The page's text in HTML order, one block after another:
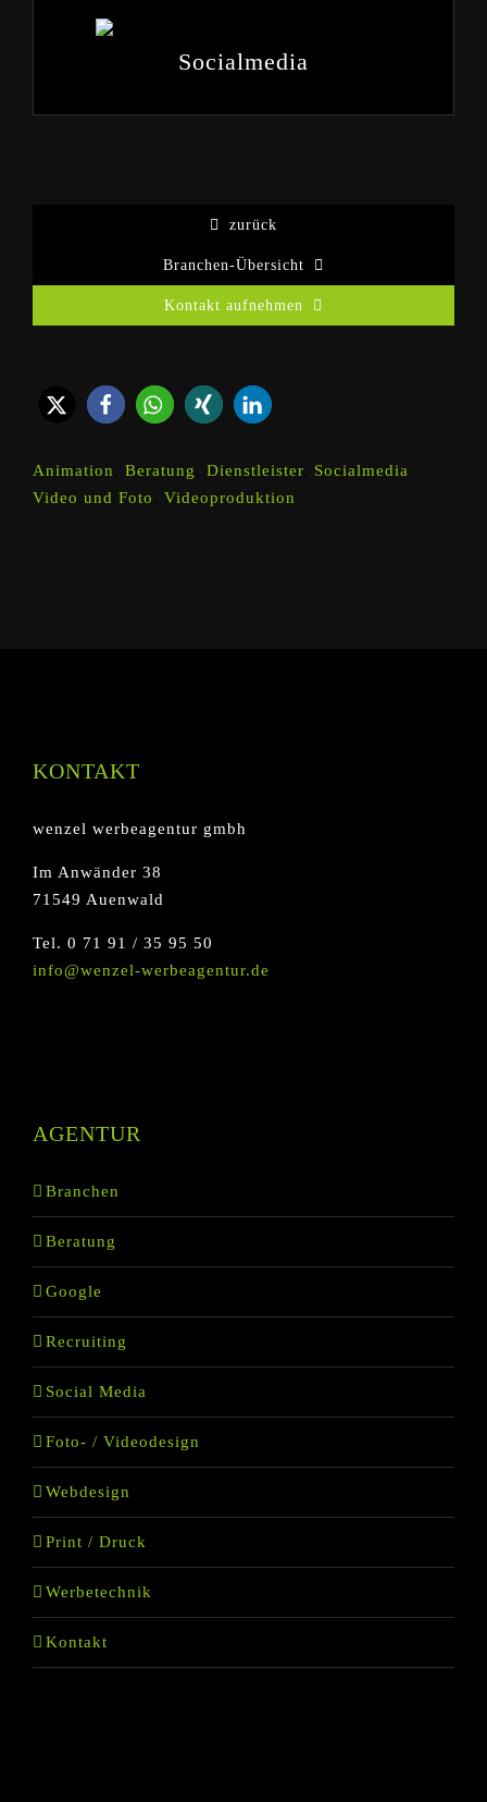
Socialmedia
zurück
Branchen-Übersicht
Kontakt aufnehmen
Animation Beratung Dienstleister Socialmedia
Video und Foto
Videoproduktion
KONTAKT
wenzel werbeagentur gmbh
Im Anwänder 38
71549 Auenwald
Tel. 0 71 91 / 35 95 50
info@wenzel-werbeagentur.de
AGENTUR
Branchen
Beratung
Google
Recruiting
Social Media
Foto- / Videodesign
Webdesign
Print / Druck
Werbetechnik
Kontakt